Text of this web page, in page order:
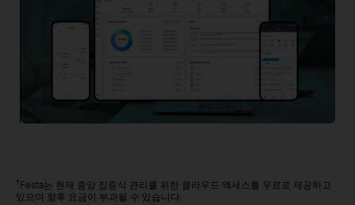
†Festa는 현재 중앙 집중식 관리를 위한 클라우드 액세스를 무료로 제공하고
있으며 향후 요금이 부과될 수 있습니다.